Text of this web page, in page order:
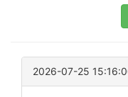
2026-07-25